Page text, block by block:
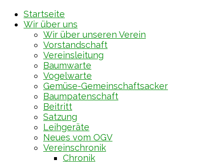
Startseite
Wir über uns
Wir über unseren Verein
Vorstandschaft
Vereinsleitung
Baumwarte
Vogelwarte
Gemüse-Gemeinschaftsacker
Baumpatenschaft
Beitritt
Satzung
Leihgeräte
Neues vom OGV
Vereinschronik
Chronik